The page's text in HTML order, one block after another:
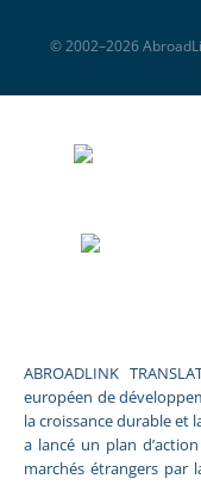
© 2002–2026
ABROADLINK
européen de
la croissance durable et
a lancé un plan
marchés étrangers par